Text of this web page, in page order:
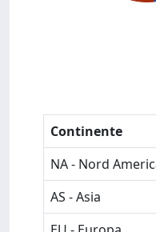
Continente
NA - Nord
AS - Asia